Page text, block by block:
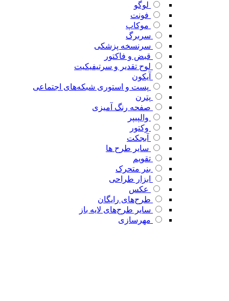
لوگو
فونت
موکاپ
سربرگ
سرنسخه پزشکی
قبض و فاکتور
لوح تقدیر و سرتیفیکیت
آیکون
پست و استوری شبکه‌های اجتماعی
پترن
صفحه رنگ آمیزی
والپیپر
وکتور
آبجکت
سایر طرح ها
تقویم
بنر متحرک
ابزار طراحی
عکس
طرح‌های رایگان
سایر طرح‌های لایه باز
مهرسازی